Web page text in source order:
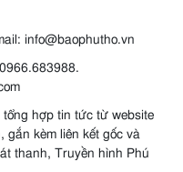
info@baophutho.vn
tổng hợp tin tức từ website
gắn kèm liên kết gốc và
thanh, Truyền hình Phú